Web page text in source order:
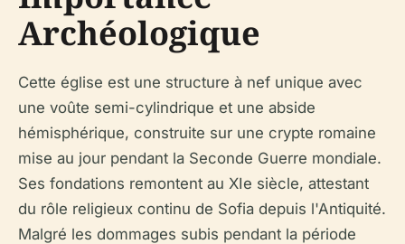
Archéologique
Cette église est une structure à nef unique avec
une voûte semi-cylindrique et une abside
hémisphérique, construite sur une crypte romaine
mise au jour pendant la Seconde Guerre mondiale.
Ses fondations remontent au XIe siècle, attestant
du rôle religieux continu de Sofia depuis l'Antiquité.
Malgré les dommages subis pendant la période